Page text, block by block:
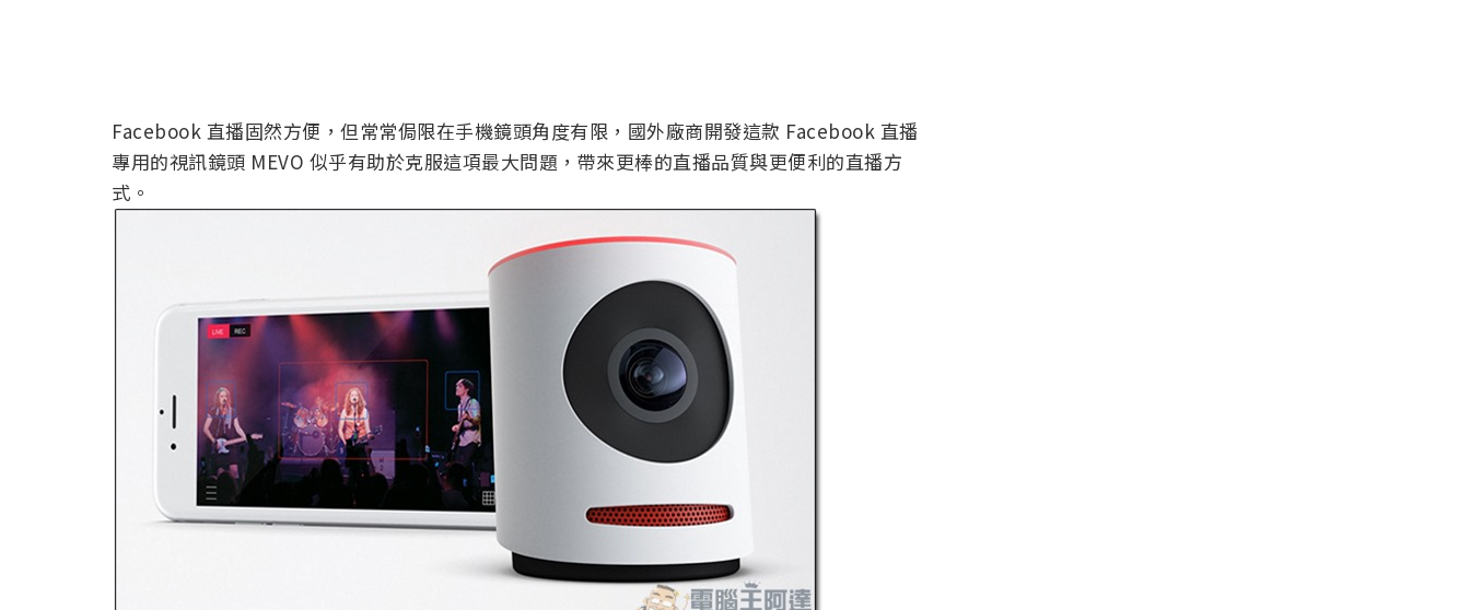
Facebook 直播固然方便，但常常侷限在手機鏡頭角度有限，國外廠商開發這款 Facebook 直播
專用的視訊鏡頭 MEVO 似乎有助於克服這項最大問題，帶來更棒的直播品質與更便利的直播方
式。